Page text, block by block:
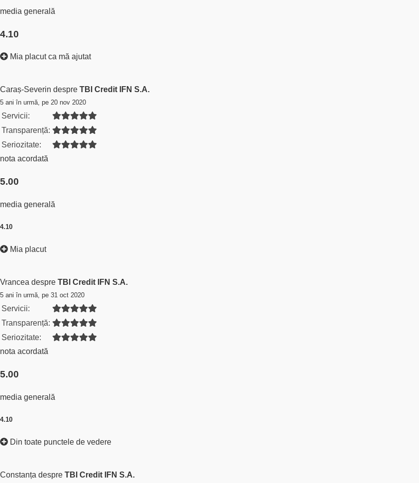
media generală
4.10
Mia placut ca mă ajutat
Caraș-Severin despre TBI Credit IFN S.A.
5 ani în urmă, pe 20 nov 2020
Servicii:
Transparență:
Seriozitate:
nota acordată
5.00
media generală
4.10
Mia placut
Vrancea despre TBI Credit IFN S.A.
5 ani în urmă, pe 31 oct 2020
Servicii:
Transparență:
Seriozitate:
nota acordată
5.00
media generală
4.10
Din toate punctele de vedere
Constanța despre TBI Credit IFN S.A.